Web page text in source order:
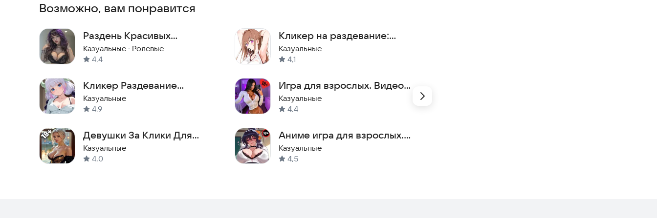
Связь с разработчиком: nubrazrab2000@gmail.com
Возможно, вам понравится
Раздень Красивых
Девушек. Игра для
Взрослых 18+
Казуальные · Ролевые
4,4
Кликер Раздевание
девушек : Хентай
Казуальные
4,9
Девушки За Клики Для
Взрослых 18+
Казуальные
4,0
Кликер на раздевание:
раздень богиню 5
Казуальные
4,1
Игра для взрослых. Видео-
кликер с красоткой 18+
Казуальные
4,4
Аниме игра для взрослых.
Хентай. Пазлы 18+
Казуальные
4,5